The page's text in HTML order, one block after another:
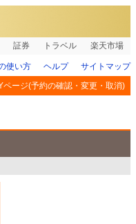
証券 トラベル 楽天市場
使い方 ヘルプ
サイトマップ
ページ(予約の確認・変更・取消)